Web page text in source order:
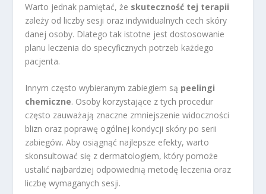
Warto jednak pamiętać, że skuteczność tej terapii
zależy od liczby sesji oraz indywidualnych cech skóry
danej osoby. Dlatego tak istotne jest dostosowanie
planu leczenia do specyficznych potrzeb każdego
pacjenta.
Innym często wybieranym zabiegiem są peelingi
chemiczne. Osoby korzystające z tych procedur
często zauważają znaczne zmniejszenie widoczności
blizn oraz poprawę ogólnej kondycji skóry po serii
zabiegów. Aby osiągnąć najlepsze efekty, warto
skonsultować się z dermatologiem, który pomoże
ustalić najbardziej odpowiednią metodę leczenia oraz
liczbę wymaganych sesji.